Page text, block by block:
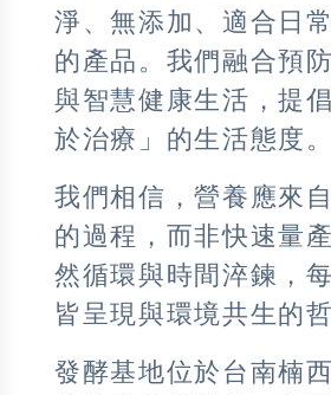
淨、無添加、適合日
的產品。我們融合預
與智慧健康生活，提
於治療」的生活態度。
我們相信，營養應來
的過程，而非快速量
然循環與時間淬鍊，
皆呈現與環境共生的哲
發酵基地位於台南楠